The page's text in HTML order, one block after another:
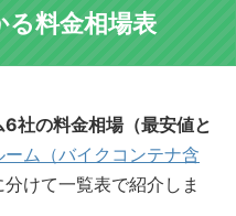
る料金相場表
社の料金相場（最安値と
ム（バイクコンテナ含
分けて一覧表で紹介しま